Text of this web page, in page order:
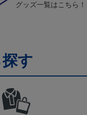
グッズ一覧はこちら！
す